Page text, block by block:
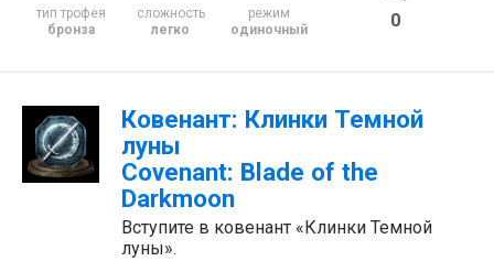
тип трофея
бронза
сложность
легко
режим
одиночный
0
Ковенант: Клинки Темной
луны
Covenant: Blade of the
Darkmoon
Вступите в ковенант «Клинки Темной
луны».